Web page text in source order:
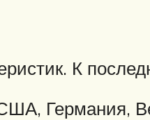
К
Германия,